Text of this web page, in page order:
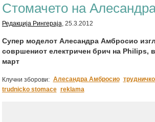
Стомачето на
Редакција Рингераја, 25.3.2012
Супер моделот Алесандра Амбросио
совршениот електричен брич на Philips,
март
Клучни зборови: Алесандра Амбросио
trudnicko stomace reklama